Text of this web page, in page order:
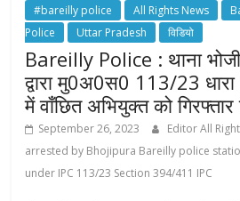
#bareilly police All Rights News
Police
Uttar Pradesh विडियो
Bareilly Police : थाना
द्वारा मु0अ0स0 113/23
में वाँछित अभियुक्त को गिरफ्तार
September 26, 2023 Editor All
arrested by Bhojipura Bareilly police
under IPC 113/23 Section 394/411 IPC